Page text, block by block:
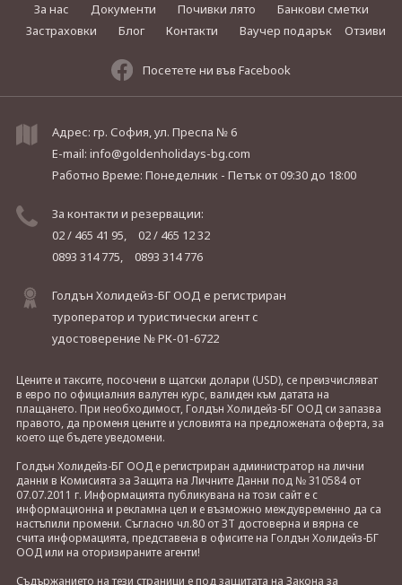
За нас Документи Почивки лято
Банкови сметки
Застраховки
Блог Контакти Ваучер подарък Отзиви
Посетете ни във Facebook
Адрес: гр. София, ул. Преспа № 6
E-mail: info@goldenholidays-bg.com
Работно Време: Понеделник - Петъкот 09:30 до 18:00
За контакти и резервации:
02 / 465 41 95,
02 / 465 12 32
0893 314 775,
0893 314 776
Голдън Холидейз-БГ ООД е регистриран
туроператор и туристически агент с
удостоверение № РК-01-6722
Цените и таксите, посочени в щатски долари (USD), се преизчисляват
в евро по официалния валутен курс, валиден към датата на
плащането. При необходимост, Голдън Холидейз-БГ ООД си запазва
правото, да променя цените и условията на предложената оферта, за
което ще бъдете уведомени.
Голдън Холидейз-БГ ООД е регистриран администратор на лични
данни в Комисията за Защита на Личните Данни под № 310584 от
07.07.2011 г. Информацията публикувана на този сайт е с
информационна и рекламна цел и е възможно междувременно да са
настъпили промени. Съгласно чл.80 от ЗТ достоверна и вярна се
счита информацията, представена в офисите на Голдън Холидейз-БГ
ООД или на оторизираните агенти!
Съдържанието на тези страници е под защитата на Закона за